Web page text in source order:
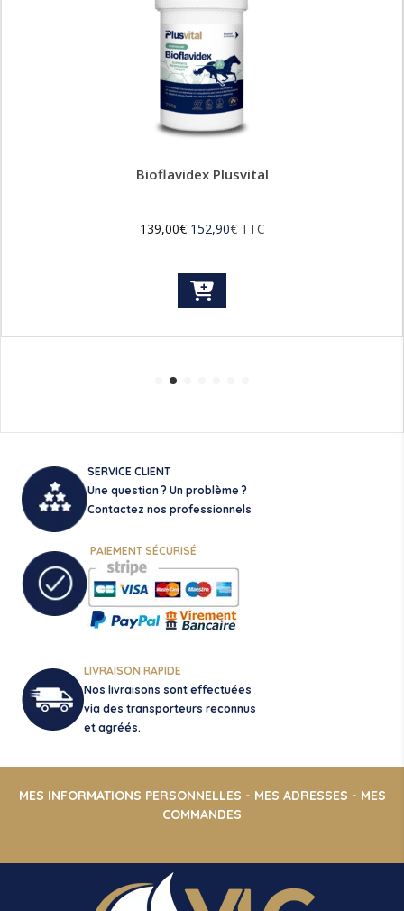
Bioflavidex Plusvital
139,00€ 152,90€ TTC
SERVICE CLIENT
Une question ? Un problème ?
Contactez nos professionnels
PAIEMENT SÉCURISÉ
LIVRAISON RAPIDE
Nos livraisons sont effectuées
via des transporteurs reconnus
et agréés.
MES INFORMATIONS PERSONNELLES - MES ADRESSES - MES
COMMANDES